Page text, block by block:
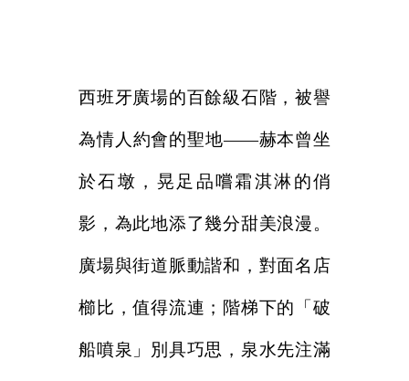
西班牙廣場的百餘級石階，被譽
為情人約會的聖地——赫本曾坐
於石墩，晃足品嚐霜淇淋的俏
影，為此地添了幾分甜美浪漫。
廣場與街道脈動諧和，對面名店
櫛比，值得流連；階梯下的「破
船噴泉」別具巧思，泉水先注滿